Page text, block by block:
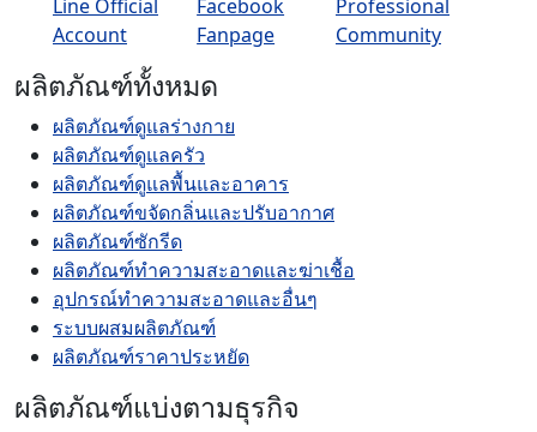
ผลิตภัณฑ์ทั้งหมด
ผลิตภัณฑ์ดูแลร่างกาย
ผลิตภัณฑ์ดูแลครัว
ผลิตภัณฑ์ดูแลพื้นและอาคาร
ผลิตภัณฑ์ขจัดกลิ่นและปรับอากาศ
ผลิตภัณฑ์ซักรีด
ผลิตภัณฑ์ทำความสะอาดและฆ่าเชื้อ
อุปกรณ์ทำความสะอาดและอื่นๆ
ระบบผสมผลิตภัณฑ์
ผลิตภัณฑ์ราคาประหยัด
ผลิตภัณฑ์แบ่งตามธุรกิจ